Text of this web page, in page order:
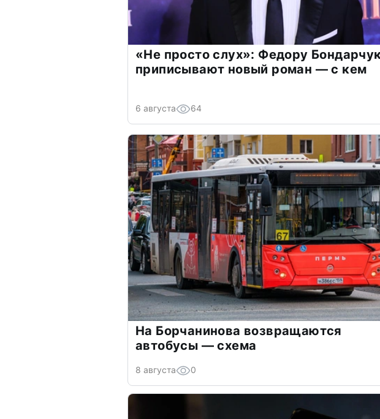
«Не просто слух»: Федору
приписывают новый роман — с кем
6 августа 64
На Борчанинова возвращаются
автобусы — схема
8 августа 0